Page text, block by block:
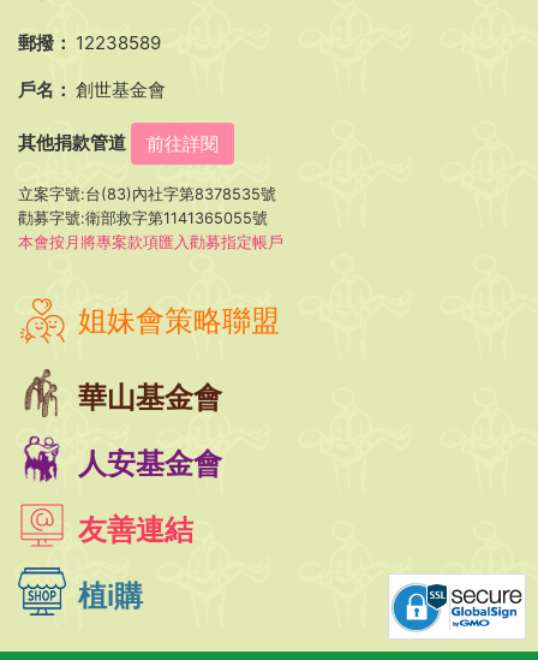
郵撥： 12238589
戶名： 創世基金會
其他捐款管道 前往詳閱
立案字號:台(83)內社字第8378535號
勸募字號:衛部救字第1141365055號
本會按月將專案款項匯入勸募指定帳戶
姐妹會策略聯盟
華山基金會
人安基金會
友善連結
植i購